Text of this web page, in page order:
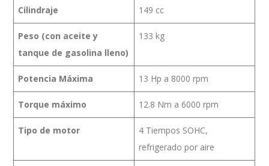
Cilindraje 149 cc
Peso (con aceite y
tanque de gasolina lleno)
133 kg
Potencia Máxima 13 Hp a 8000 rpm
Torque máximo 12.8 Nm a 6000 rpm
Tipo de motor
4 Tiempos SOHC,
refrigerado por aire